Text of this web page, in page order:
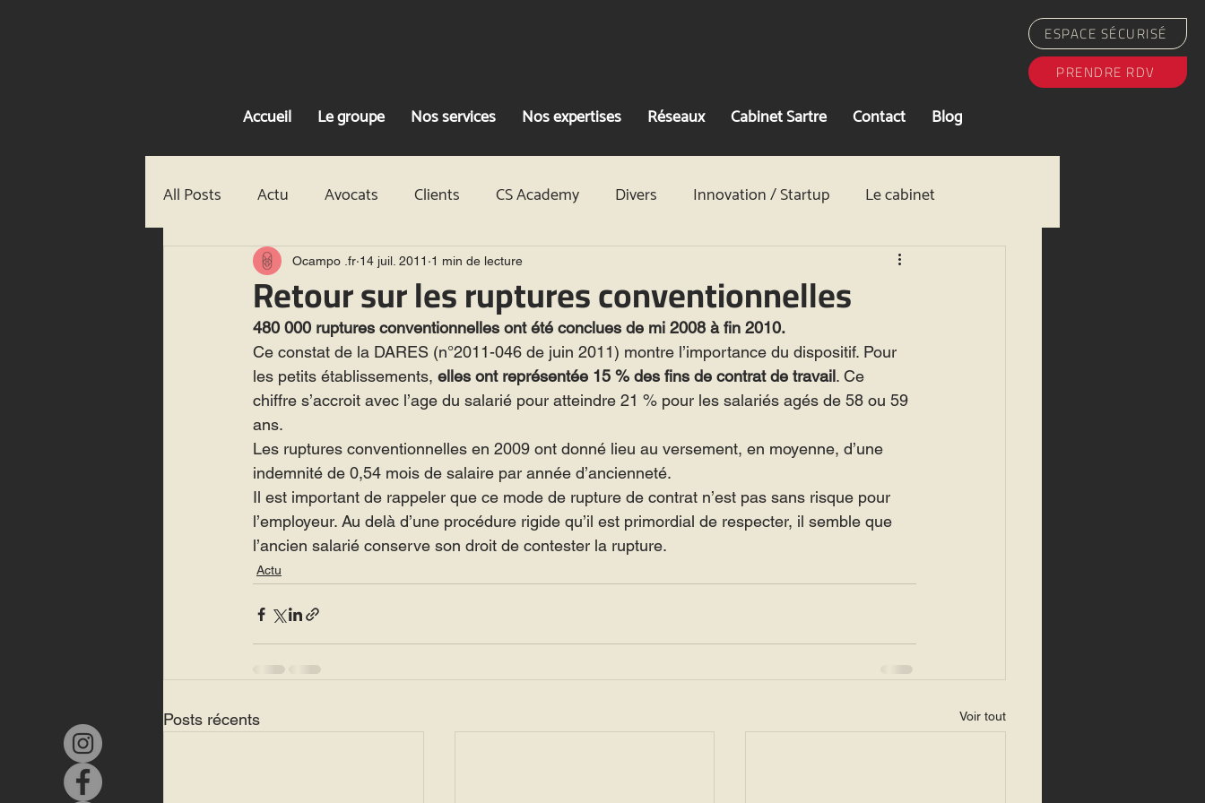
ESPACE SÉCURISÉ
PRENDRE RDV
Accueil Le groupe Nos services Nos expertises Réseaux Cabinet Sartre Contact Blog
All Posts Actu Avocats Clients CS Academy Divers Innovation / Startup Le cabinet
Recrutement Actu Avocats Clients
Le cabinet Recrutement
Retour sur les ruptures conventionnelles
Ocampo .fr 14 juil. 2011 1 min de lecture
480 000 ruptures conventionnelles ont été conclues de mi 2008 à fin 2010.
Ce constat de la DARES (n°2011-046 de juin 2011) montre l’importance du dispositif. Pour
les petits établissements, elles ont représentée 15 % des fins de contrat de travail. Ce
chiffre s’accroit avec l’age du salarié pour atteindre 21 % pour les salariés agés de 58 ou 59
ans.
Les ruptures conventionnelles en 2009 ont donné lieu au versement, en moyenne, d’une
indemnité de 0,54 mois de salaire par année d’ancienneté.
Il est important de rappeler que ce mode de rupture de contrat n’est pas sans risque pour
l’employeur. Au delà d’une procédure rigide qu’il est primordial de respecter, il semble que
l’ancien salarié conserve son droit de contester la rupture.
Actu
Posts récents Voir tout